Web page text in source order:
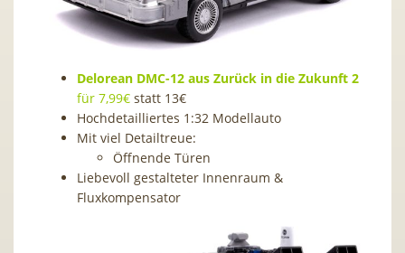
Delorean DMC-12 aus Zurück in die Zukunft 2
für 7,99€ statt 13€
Hochdetailliertes 1:32 Modellauto
Mit viel Detailtreue:
Öffnende Türen
Liebevoll gestalteter Innenraum &
Fluxkompensator